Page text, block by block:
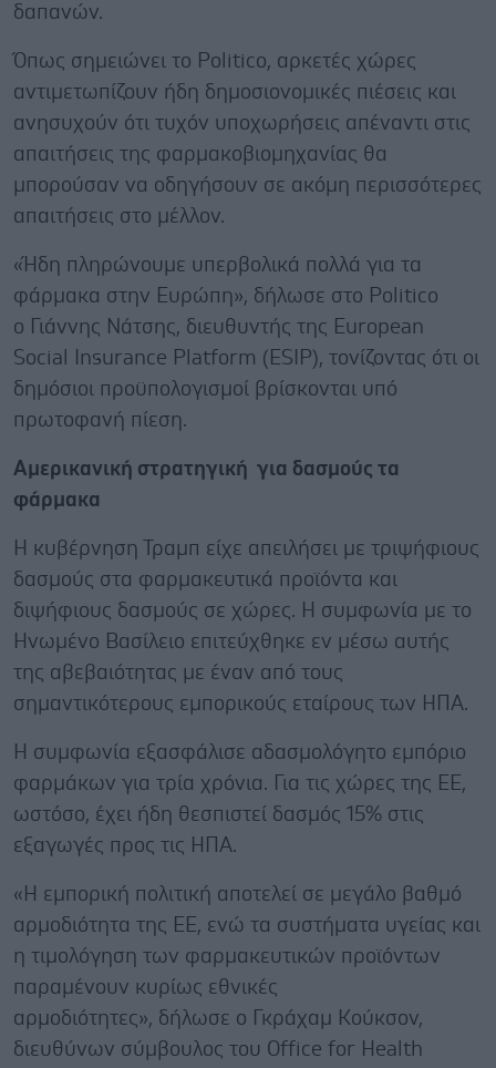
δαπανών.
Όπως σημειώνει το Politico, αρκετές χώρες
αντιμετωπίζουν ήδη δημοσιονομικές πιέσεις και
ανησυχούν ότι τυχόν υποχωρήσεις απέναντι στις
απαιτήσεις της φαρμακοβιομηχανίας θα
μπορούσαν να οδηγήσουν σε ακόμη περισσότερες
απαιτήσεις στο μέλλον.
«Ήδη πληρώνουμε υπερβολικά πολλά για τα
φάρμακα στην Ευρώπη», δήλωσε στο Politico
ο Γιάννης Νάτσης, διευθυντής της European
Social Insurance Platform (ESIP), τονίζοντας ότι οι
δημόσιοι προϋπολογισμοί βρίσκονται υπό
πρωτοφανή πίεση.
Αμερικανική στρατηγική για δασμούς τα
φάρμακα
Η κυβέρνηση Τραμπ είχε απειλήσει με τριψήφιους
δασμούς στα φαρμακευτικά προϊόντα και
διψήφιους δασμούς σε χώρες. Η συμφωνία με το
Ηνωμένο Βασίλειο επιτεύχθηκε εν μέσω αυτής
της αβεβαιότητας με έναν από τους
σημαντικότερους εμπορικούς εταίρους των ΗΠΑ.
Η συμφωνία εξασφάλισε αδασμολόγητο εμπόριο
φαρμάκων για τρία χρόνια. Για τις χώρες της ΕΕ,
ωστόσο, έχει ήδη θεσπιστεί δασμός 15% στις
εξαγωγές προς τις ΗΠΑ.
«Η εμπορική πολιτική αποτελεί σε μεγάλο βαθμό
αρμοδιότητα της ΕΕ, ενώ τα συστήματα υγείας και
η τιμολόγηση των φαρμακευτικών προϊόντων
παραμένουν κυρίως εθνικές
αρμοδιότητες», δήλωσε ο Γκράχαμ Κούκσον,
διευθύνων σύμβουλος του Office for Health